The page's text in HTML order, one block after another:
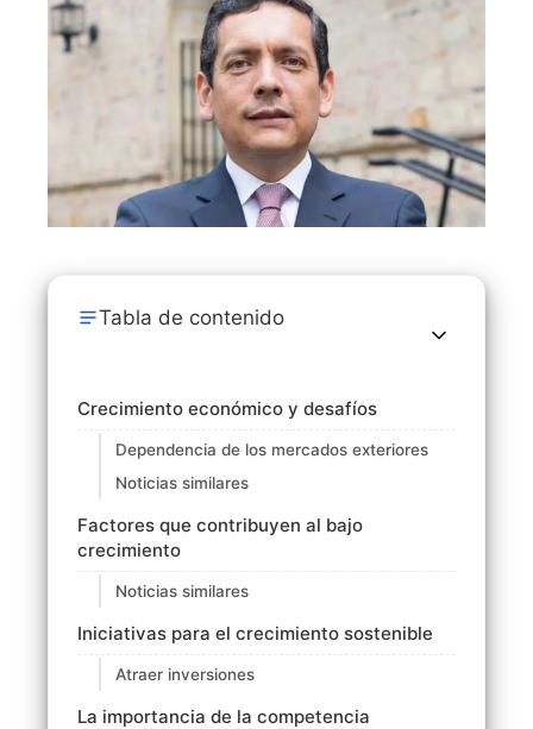
Tabla de contenido
Crecimiento económico y desafíos
Dependencia de los mercados exteriores
Noticias similares
Factores que contribuyen al bajo
crecimiento
Noticias similares
Iniciativas para el crecimiento sostenible
Atraer inversiones
La importancia de la competencia